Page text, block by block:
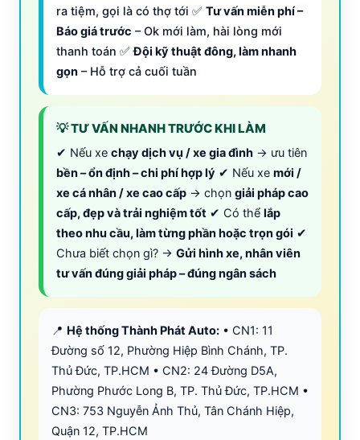
ra tiệm, gọi là có thợ tới ✅ Tư vấn miễn phí –
Báo giá trước – Ok mới làm, hài lòng mới
thanh toán ✅Đội kỹ thuật đông, làm nhanh
gọn – Hỗ trợ cả cuối tuần
💡 TƯ VẤN NHANH TRƯỚC KHI LÀM
✔ Nếu xe chạy dịch vụ / xe gia đình → ưu tiên
bền – ổn định – chi phí hợp lý ✔ Nếu xe mới /
xe cá nhân / xe cao cấp → chọn giải pháp cao
cấp, đẹp và trải nghiệm tốt ✔ Có thể lắp
theo nhu cầu, làm từng phần hoặc trọn gói ✔
Chưa biết chọn gì? → Gửi hình xe, nhân viên
tư vấn đúng giải pháp – đúng ngân sách
📍 Hệ thống Thành Phát Auto: • CN1: 11
Đường số 12, Phường Hiệp Bình Chánh, TP.
Thủ Đức, TP.HCM • CN2: 24 Đường D5A,
Phường Phước Long B, TP. Thủ Đức, TP.HCM •
CN3: 753 Nguyễn Ảnh Thủ, Tân Chánh Hiệp,
Quận 12, TP.HCM